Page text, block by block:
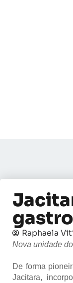
Raphaela
Nova unidade
De forma
Jacitara,